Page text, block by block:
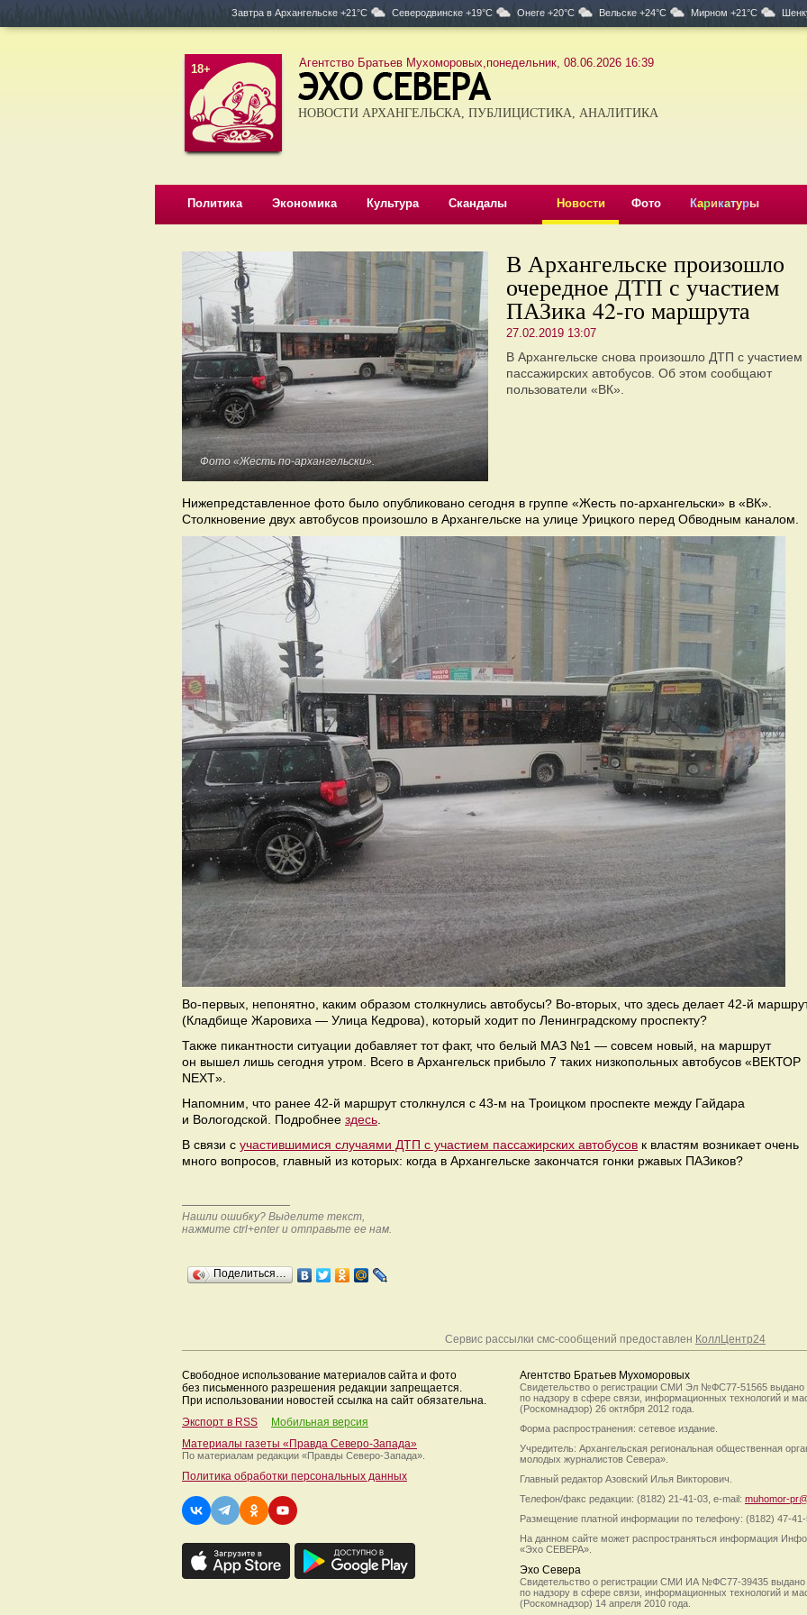
Завтра в Архангельске +21°C Северодвинске +19°C Онеге +20°C Вельске +24°C Мирном +21°C
18+ Агентство Братьев Мухоморовых,понедельник, 08.06.2026 16:39
НОВОСТИ АРХАНГЕЛЬСКА, ПУБЛИЦИСТИКА, АНАЛИТИКА
Политика Экономика Культура Скандалы Новости Фото Карикатуры
Фото «Жесть по-архангельски».
В Архангельске произошло
очередное ДТП с участием
ПАЗика 42-го маршрута
27.02.2019 13:07
В Архангельске снова произошло ДТП с участием
пассажирских автобусов. Об этом сообщают
пользователи «ВК».
Нижепредставленное фото было опубликовано сегодня в группе «Жесть по-архангельски» в «ВК».
Столкновение двух автобусов произошло в Архангельске на улице Урицкого перед Обводным каналом.
Во-первых, непонятно, каким образом столкнулись автобусы? Во-вторых, что здесь делает 42-й
(Кладбище Жаровиха — Улица Кедрова), который ходит по Ленинградскому проспекту?
Также пикантности ситуации добавляет тот факт, что белый МАЗ №1 — совсем новый, на маршрут
он вышел лишь сегодня утром. Всего в Архангельск прибыло 7 таких низкопольных автобусов «ВЕКТОР
NEXT».
Напомним, что ранее 42-й маршрут столкнулся с 43-м на Троицком проспекте между Гайдара
и Вологодской. Подробнее здесь
В связи с участившимися случаями ДТП с участием пассажирских автобусов к властям возникает очень
много вопросов, главный из которых: когда в Архангельске закончатся гонки ржавых ПАЗиков?
Нашли ошибку? Выделите текст,
нажмите ctrl+enter и отправьте ее нам.
Поделиться…
Сервис рассылки смс-сообщений предоставлен КоллЦентр24
Свободное использование материалов сайта и фото
без письменного разрешения редакции запрещается.
При использовании новостей ссылка на сайт обязательна.
Экспорт в RSS
Мобильная версия
Материалы газеты «Правда Северо-Запада»
По материалам редакции «Правды Северо-Запада».
Политика обработки персональных данных
Агентство Братьев Мухоморовых
Свидетельство о регистрации СМИ Эл №ФС77-51565 выдано
по надзору в сфере связи, информационных технологий и
(Роскомнадзор) 26 октября 2012 года.
Форма распространения: сетевое издание.
Учредитель: Архангельская региональная общественная
молодых журналистов Севера».
Главный редактор Азовский Илья Викторович.
Телефон/факс редакции: (8182) 21-41-03, e-mail: muhomor-
Размещение платной информации по телефону: (8182) 47-
На данном сайте может распространяться информация
«Эхо СЕВЕРА».
Эхо Севера
Свидетельство о регистрации СМИ ИА №ФС77-39435 выдано
по надзору в сфере связи, информационных технологий и
(Роскомнадзор) 14 апреля 2010 года.